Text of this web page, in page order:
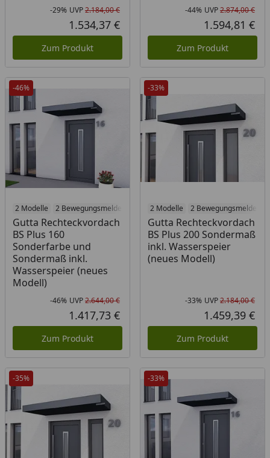
Rabatt in Prozent
-29%
Ursprünglicher Preis
UVP2.184,00 €
Aktueller Preis
1.534,37 €
Zum Produkt
-44% UVP2.874,00 €
1.594,81 €
Zum Produkt
-46%
2 Modelle 2 Bewegungsmelder
Gutta Rechteckvordach
BS Plus 160
Sonderfarbe und
Sondermaß inkl.
Wasserspeier (neues
Modell)
Rabatt in Prozent
-46%
Ursprünglicher Preis
UVP2.644,00 €
Aktueller Preis
1.417,73 €
Zum Produkt
-33%
2 Modelle 2 Bewegungsmelder
Gutta Rechteckvordach
BS Plus 200 Sondermaß
inkl. Wasserspeier
(neues Modell)
-33% UVP2.184,00 €
1.459,39 €
Zum Produkt
-35% -33%